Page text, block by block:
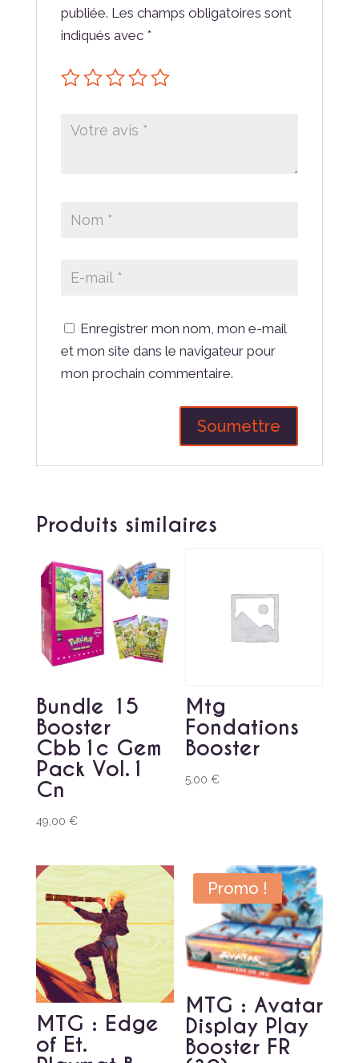
publiée. Les champs obligatoires sont
indiqués avec *
Enregistrer mon nom, mon e-mail
et mon site dans le navigateur pour
mon prochain commentaire.
Produits similaires
Bundle 15
Booster
Cbb1c Gem
Pack Vol.1
Cn
49,00 €
Mtg
Fondations
Booster
5,00€
MTG : Edge
of Et.
Promo !
MTG : Avatar
Display Play
Booster FR